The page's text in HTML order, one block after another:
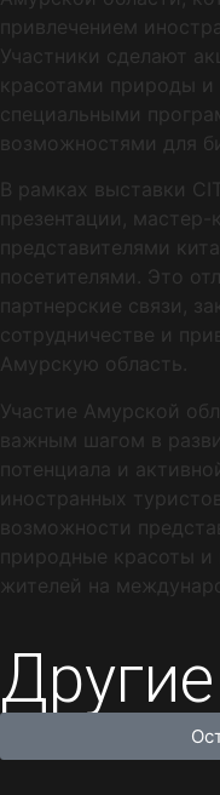
привлечением
Участники сделают
красотами природы и
специальными
возможностями для
В рамках выставки
презентации,
представителями
посетителями. Это
партнерские связи,
сотрудничестве и
Амурскую область.
Участие Амурской
важным шагом в
потенциала и
иностранных
возможности
природные красоты
жителей на